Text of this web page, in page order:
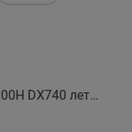
DAVANTI Автошина 215/70 R16 100H DX740 лето (Таиланд)